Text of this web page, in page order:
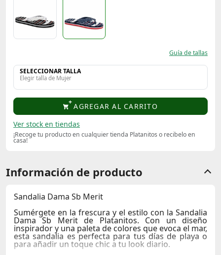
Guía de tallas
SELECCIONAR TALLA
Elegir talla de Mujer
AGREGAR AL CARRITO
Ver stock en tiendas
¡Recoge tu producto en cualquier tienda Platanitos o recibelo en
casa!
Información de producto
Sandalia Dama Sb Merit
Sumérgete en la frescura y el estilo con la Sandalia
Dama Sb Meritde Platanitos. Con un diseño
inspirador y una paleta de colores que evoca el mar,
esta sandalia es perfecta para tus días de playa o
para añadir un toque chic a tu look diario.